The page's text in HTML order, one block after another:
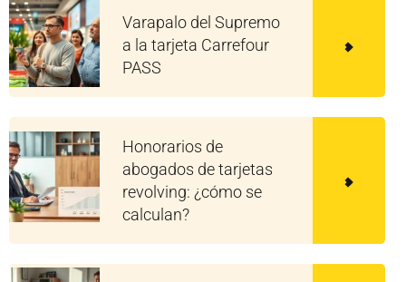
Varapalo del Supremo
a la tarjeta Carrefour
PASS
Honorarios de
abogados de tarjetas
revolving: ¿cómo se
calculan?